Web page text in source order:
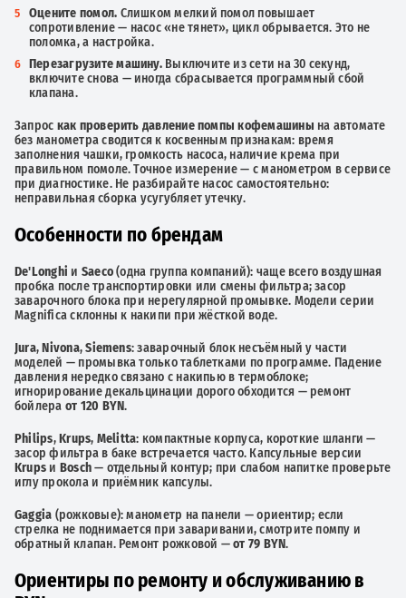
Оцените помол. Слишком мелкий помол повышает
сопротивление — насос «не тянет», цикл обрывается. Это не
поломка, а настройка.
Перезагрузите машину.Выключите из сети на 30 секунд,
включите снова — иногда сбрасывается программный сбой
клапана.
Запрос как проверить давление помпы кофемашины на автомате
без манометра сводится к косвенным признакам: время
заполнения чашки, громкость насоса, наличие крема при
правильном помоле. Точное измерение — с манометром в сервисе
при диагностике. Не разбирайте насос самостоятельно:
неправильная сборка усугубляет утечку.
Особенности по брендам
De'Longhi и Saeco(одна группа компаний): чаще всего воздушная
пробка после транспортировки или смены фильтра; засор
заварочного блока при нерегулярной промывке. Модели серии
Magnifica склонны к накипи при жёсткой воде.
Jura,Nivona,Siemens: заварочный блок несъёмный у части
моделей — промывка только таблетками по программе. Падение
давления нередко связано с накипью в термоблоке;
игнорирование декальцинации дорого обходится — ремонт
бойлера от 120 BYN.
Philips,Krups, Melitta: компактные корпуса, короткие шланги —
засор фильтра в баке встречается часто. Капсульные версии
Krups и Bosch— отдельный контур; при слабом напитке проверьте
иглу прокола и приёмник капсулы.
Gaggia (рожковые): манометр на панели — ориентир; если
стрелка не поднимается при заваривании, смотрите помпу и
обратный клапан. Ремонт рожковой —от 79 BYN.
Ориентиры по ремонту и обслуживанию в